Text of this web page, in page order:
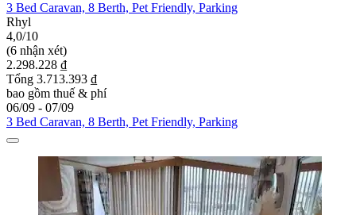
3 Bed Caravan, 8 Berth, Pet Friendly, Parking
Rhyl
4,0/10
(6 nhận xét)
2.298.228 ₫
Tổng 3.713.393 ₫
bao gồm thuế & phí
06/09 - 07/09
3 Bed Caravan, 8 Berth, Pet Friendly, Parking